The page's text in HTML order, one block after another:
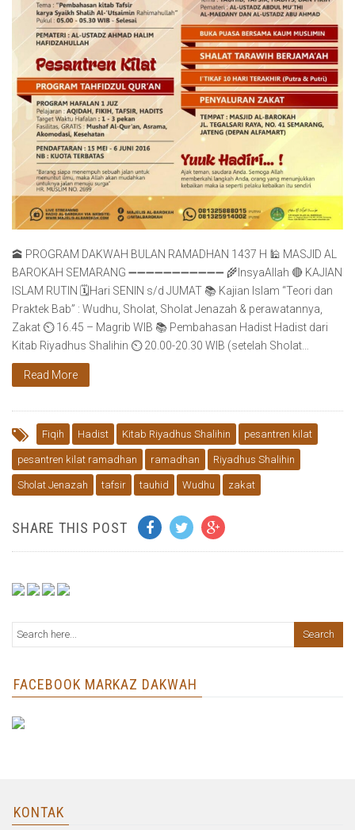
🕋 PROGRAM DAKWAH BULAN RAMADHAN 1437 H 🕌 MASJID AL
BAROKAH SEMARANG ➖➖➖➖➖➖➖➖➖➖➖ 🌾InsyaAllah 🔴 KAJIAN
ISLAM RUTIN 🗓Hari SENIN s/d JUMAT 📚 Kajian Islam “Teori dan
Praktek Bab” : Wudhu, Sholat, Sholat Jenazah & perawatannya,
Zakat ⏲ 16.45 – Magrib WIB 📚 Pembahasan Hadist Hadist dari
Kitab Riyadhus Shalihin ⏲ 20.00-20.30 WIB (setelah Sholat…
Read More
Fiqih Hadist Kitab Riyadhus Shalihin pesantren kilat
pesantren kilat ramadhan ramadhan Riyadhus Shalihin
Sholat Jenazah tafsir tauhid Wudhu zakat
SHARE THIS POST
FACEBOOK MARKAZ DAKWAH
KONTAK